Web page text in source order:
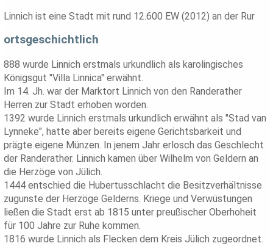
Linnich ist eine Stadt mit rund 12.600 EW (2012) an der Rur
ortsgeschichtlich
888 wurde Linnich erstmals urkundlich als karolingisches
Königsgut "Villa Linnica" erwähnt.
Im 14. Jh. war der Marktort Linnich von den Randerather
Herren zur Stadt erhoben worden.
1392 wurde Linnich erstmals urkundlich erwähnt als "Stad van
Lynneke", hatte aber bereits eigene Gerichtsbarkeit und
prägte eigene Münzen. In jenem Jahr erlosch das Geschlecht
der Randerather. Linnich kamen über Wilhelm von Geldern an
die Herzöge von Jülich.
1444 entschied die Hubertusschlacht die Besitzverhältnisse
zugunste der Herzöge Gelderns. Kriege und Verwüstungen
ließen die Stadt erst ab 1815 unter preußischer Oberhoheit
für 100 Jahre zur Ruhe kommen.
1816 wurde Linnich als Flecken dem Kreis Jülich zugeordnet.